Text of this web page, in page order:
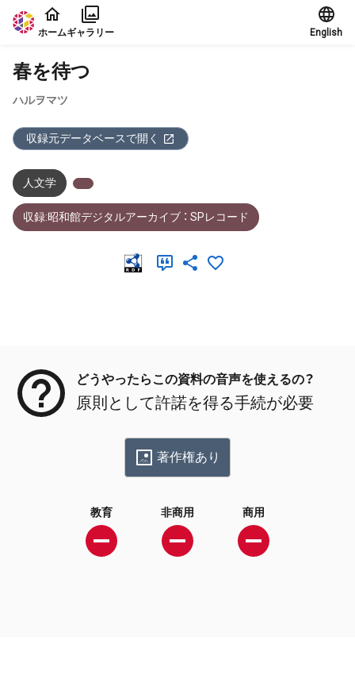
本文に飛ぶ
ホームギャラリー English
春を待つ
ハルヲマツ
収録元データベースで開く
人文学
収録:昭和館デジタルアーカイブ ： SPレコード
どうやったらこの資料の音声を使えるの？
原則として許諾を得る手続が必要
著作権あり
教育 非商用 商用